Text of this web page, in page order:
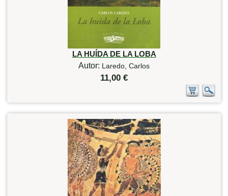
LA HUÍDA DE LA LOBA
Autor: Laredo, Carlos
11,00 €